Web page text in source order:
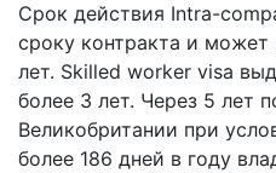
Срок действия Intra-
сроку контракта и
лет. Skilled worker visa
более 3 лет. Через 5 лет
Великобритании при
более 186 дней в году